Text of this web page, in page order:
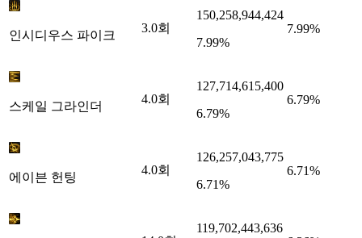
인시디우스 파이크
3.0회
150,258,944,424
7.99%
7.99%
스케일 그라인더
4.0회
127,714,615,400
6.79%
6.79%
에이븐 헌팅
4.0회
126,257,043,775
6.71%
6.71%
119,702,443,636